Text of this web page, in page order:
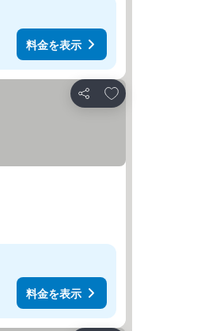
料金を表示
シェア
お気に入りに追加
料金を表示